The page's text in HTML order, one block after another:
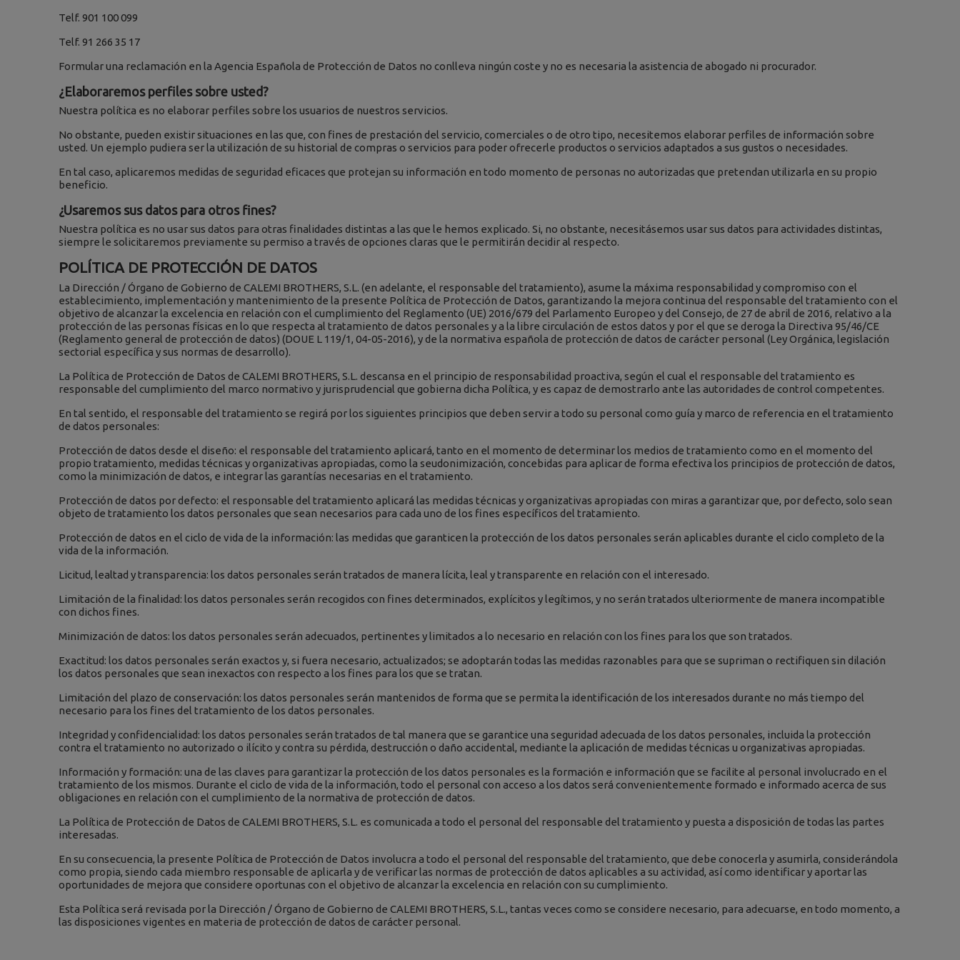
Telf. 901 100 099
Telf. 91 266 35 17
Formular una reclamación en la Agencia Española de Protección de Datos no conlleva ningún coste y no es necesaria la asistencia de abogado ni procurador.
¿Elaboraremos perfiles sobre usted?
Nuestra política es no elaborar perfiles sobre los usuarios de nuestros servicios.
No obstante, pueden existir situaciones en las que, con fines de prestación del servicio, comerciales o de otro tipo, necesitemos elaborar perfiles de información sobre
usted. Un ejemplo pudiera ser la utilización de su historial de compras o servicios para poder ofrecerle productos o servicios adaptados a sus gustos o necesidades.
En tal caso, aplicaremos medidas de seguridad eficaces que protejan su información en todo momento de personas no autorizadas que pretendan utilizarla en su propio
beneficio.
¿Usaremos sus datos para otros fines?
Nuestra política es no usar sus datos para otras finalidades distintas a las que le hemos explicado. Si, no obstante, necesitásemos usar sus datos para actividades distintas,
siempre le solicitaremos previamente su permiso a través de opciones claras que le permitirán decidir al respecto.
POLÍTICA DE PROTECCIÓN DE DATOS
La Dirección / Órgano de Gobierno de CALEMI BROTHERS, S.L. (en adelante, el responsable del tratamiento), asume la máxima responsabilidad y compromiso con el
establecimiento, implementación y mantenimiento de la presente Política de Protección de Datos, garantizando la mejora continua del responsable del tratamiento con el
objetivo de alcanzar la excelencia en relación con el cumplimiento del Reglamento (UE) 2016/679 del Parlamento Europeo y del Consejo, de 27 de abril de 2016, relativo a la
protección de las personas físicas en lo que respecta al tratamiento de datos personales y a la libre circulación de estos datos y por el que se deroga la Directiva 95/46/CE
(Reglamento general de protección de datos) (DOUE L 119/1, 04-05-2016), y de la normativa española de protección de datos de carácter personal (Ley Orgánica, legislación
sectorial específica y sus normas de desarrollo).
La Política de Protección de Datos de CALEMI BROTHERS, S.L. descansa en el principio de responsabilidad proactiva, según el cual el responsable del tratamiento es
responsable del cumplimiento del marco normativo y jurisprudencial que gobierna dicha Política, y es capaz de demostrarlo ante las autoridades de control competentes.
En tal sentido, el responsable del tratamiento se regirá por los siguientes principios que deben servir a todo su personal como guía y marco de referencia en el tratamiento
de datos personales:
Protección de datos desde el diseño: el responsable del tratamiento aplicará, tanto en el momento de determinar los medios de tratamiento como en el momento del
propio tratamiento, medidas técnicas y organizativas apropiadas, como la seudonimización, concebidas para aplicar de forma efectiva los principios de protección de datos,
como la minimización de datos, e integrar las garantías necesarias en el tratamiento.
Protección de datos por defecto: el responsable del tratamiento aplicará las medidas técnicas y organizativas apropiadas con miras a garantizar que, por defecto, solo sean
objeto de tratamiento los datos personales que sean necesarios para cada uno de los fines específicos del tratamiento.
Protección de datos en el ciclo de vida de la información: las medidas que garanticen la protección de los datos personales serán aplicables durante el ciclo completo de la
vida de la información.
Licitud, lealtad y transparencia: los datos personales serán tratados de manera lícita, leal y transparente en relación con el interesado.
Limitación de la finalidad: los datos personales serán recogidos con fines determinados, explícitos y legítimos, y no serán tratados ulteriormente de manera incompatible
con dichos fines.
Minimización de datos: los datos personales serán adecuados, pertinentes y limitados a lo necesario en relación con los fines para los que son tratados.
Exactitud: los datos personales serán exactos y, si fuera necesario, actualizados; se adoptarán todas las medidas razonables para que se supriman o rectifiquen sin dilación
los datos personales que sean inexactos con respecto a los fines para los que se tratan.
Limitación del plazo de conservación: los datos personales serán mantenidos de forma que se permita la identificación de los interesados durante no más tiempo del
necesario para los fines del tratamiento de los datos personales.
Integridad y confidencialidad: los datos personales serán tratados de tal manera que se garantice una seguridad adecuada de los datos personales, incluida la protección
contra el tratamiento no autorizado o ilícito y contra su pérdida, destrucción o daño accidental, mediante la aplicación de medidas técnicas u organizativas apropiadas.
Información y formación: una de las claves para garantizar la protección de los datos personales es la formación e información que se facilite al personal involucrado en el
tratamiento de los mismos. Durante el ciclo de vida de la información, todo el personal con acceso a los datos será convenientemente formado e informado acerca de sus
obligaciones en relación con el cumplimiento de la normativa de protección de datos.
La Política de Protección de Datos de CALEMI BROTHERS, S.L. es comunicada a todo el personal del responsable del tratamiento y puesta a disposición de todas las partes
interesadas.
En su consecuencia, la presente Política de Protección de Datos involucra a todo el personal del responsable del tratamiento, que debe conocerla y asumirla, considerándola
como propia, siendo cada miembro responsable de aplicarla y de verificar las normas de protección de datos aplicables a su actividad, así como identificar y aportar las
oportunidades de mejora que considere oportunas con el objetivo de alcanzar la excelencia en relación con su cumplimiento.
Esta Política será revisada por la Dirección / Órgano de Gobierno de CALEMI BROTHERS, S.L., tantas veces como se considere necesario, para adecuarse, en todo momento, a
las disposiciones vigentes en materia de protección de datos de carácter personal.